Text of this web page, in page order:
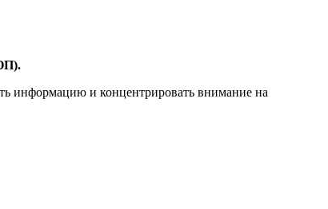
информацию и концентрировать внимание на